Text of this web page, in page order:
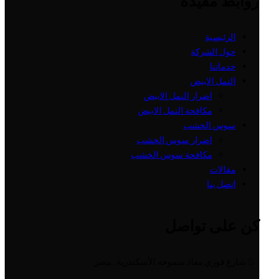
الرئيسية
حول الشركة
خدماتنا
النمل الابيض
اضرار النمل الابيض
مكافحة النمل الابيض
سوس الخشب
اضرار سوس الخشب
مكافحة سوس الخشب
مقالات
اتصل بنا
كن على تواصل